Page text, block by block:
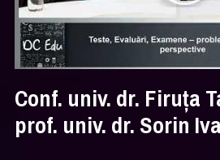
Conf. univ. dr. Firuța
prof. univ. dr. Sorin